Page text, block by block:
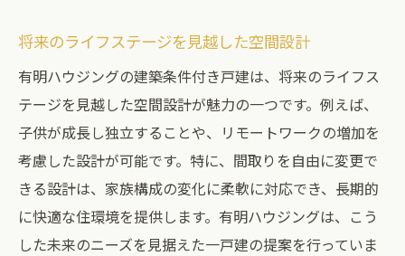
将来のライフステージを見越した空間設計
有明ハウジングの建築条件付き戸建は、将来のライフス
テージを見越した空間設計が魅力の一つです。例えば、
子供が成長し独立することや、リモートワークの増加を
考慮した設計が可能です。特に、間取りを自由に変更で
きる設計は、家族構成の変化に柔軟に対応でき、長期的
に快適な住環境を提供します。有明ハウジングは、こう
した未来のニーズを見据えた一戸建の提案を行っていま